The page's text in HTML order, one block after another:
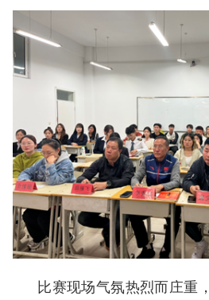
比赛现场气氛热烈而庄重